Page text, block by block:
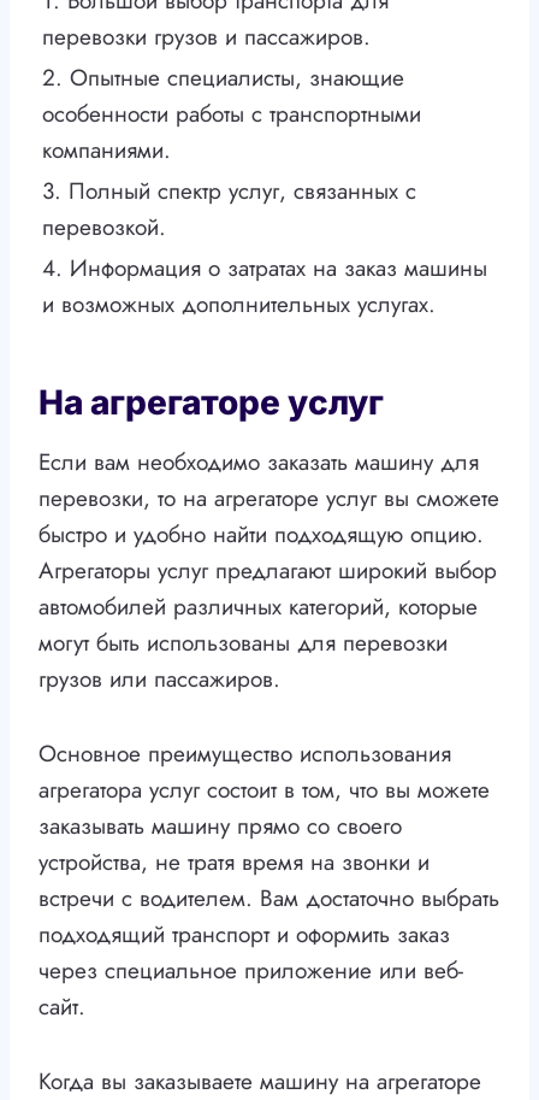
перевозки грузов и пассажиров.
2. Опытные специалисты, знающие
особенности работы с транспортными
компаниями.
3. Полный спектр услуг, связанных с
перевозкой.
4. Информация о затратах на заказ машины
и возможных дополнительных услугах.
На агрегаторе услуг
Если вам необходимо заказать машину для
перевозки, то на агрегаторе услуг вы сможете
быстро и удобно найти подходящую опцию.
Агрегаторы услуг предлагают широкий выбор
автомобилей различных категорий, которые
могут быть использованы для перевозки
грузов или пассажиров.
Основное преимущество использования
агрегатора услуг состоит в том, что вы можете
заказывать машину прямо со своего
устройства, не тратя время на звонки и
встречи с водителем. Вам достаточно выбрать
подходящий транспорт и оформить заказ
через специальное приложение или веб-
сайт.
Когда вы заказываете машину на агрегаторе